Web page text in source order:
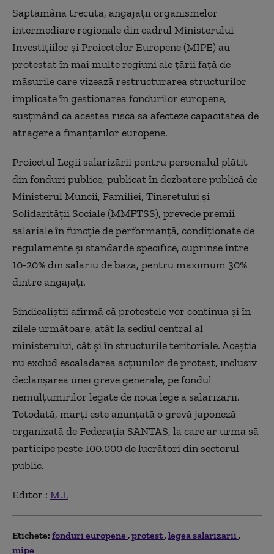
Săptămâna trecută, angajaţii organismelor
intermediare regionale din cadrul Ministerului
Investiţiilor şi Proiectelor Europene (MIPE) au
protestat în mai multe regiuni ale ţării faţă de
măsurile care vizează restructurarea structurilor
implicate în gestionarea fondurilor europene,
susţinând că acestea riscă să afecteze capacitatea de
atragere a finanţărilor europene.
Proiectul Legii salarizării pentru personalul plătit
din fonduri publice, publicat în dezbatere publică de
Ministerul Muncii, Familiei, Tineretului şi
Solidarităţii Sociale (MMFTSS), prevede premii
salariale în funcţie de performanţă, condiţionate de
regulamente şi standarde specifice, cuprinse între
10-20% din salariu de bază, pentru maximum 30%
dintre angajaţi.
Sindicaliștii afirmă că protestele vor continua și în
zilele următoare, atât la sediul central al
ministerului, cât și în structurile teritoriale. Aceștia
nu exclud escaladarea acțiunilor de protest, inclusiv
declanșarea unei greve generale, pe fondul
nemulțumirilor legate de noua lege a salarizării.
Totodată, marți este anunțată o grevă japoneză
organizată de Federația SANTAS, la care ar urma să
participe peste 100.000 de lucrători din sectorul
public.
Editor : M.I.
Etichete: fonduri europene protest legea salarizarii
mipe